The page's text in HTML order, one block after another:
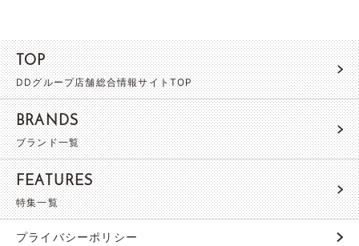
TOP
DDグループ店舗総合情報サイトTOP
BRANDS
ブランド一覧
FEATURES
特集一覧
プライバシーポリシー